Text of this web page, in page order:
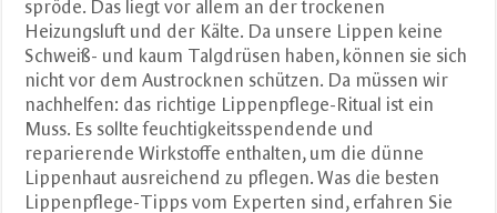
spröde. Das liegt vor allem an der trockenen
Heizungsluft und der Kälte. Da unsere Lippen keine
Schweiß- und kaum Talgdrüsen haben, können sie sich
nicht vor dem Austrocknen schützen. Da müssen wir
nachhelfen: das richtige Lippenpflege-Ritual ist ein
Muss. Es sollte feuchtigkeitsspendende und
reparierende Wirkstoffe enthalten, um die dünne
Lippenhaut ausreichend zu pflegen. Was die besten
Lippenpflege-Tipps vom Experten sind, erfahren Sie